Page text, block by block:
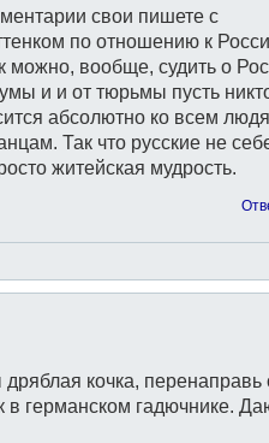
свои пишете с
по отношению к
можно, вообще, судить о
и и от тюрьмы пусть
абсолютно ко всем
Так что русские не
житейская мудрость.
кочка, перенаправь
в германском гадючнике.